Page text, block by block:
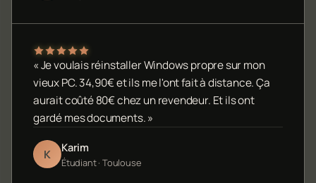
« Je voulais réinstaller Windows propre sur mon
vieux PC. 34,90€ et ils me l'ont fait à distance. Ça
aurait coûté 80€ chez un revendeur. Et ils ont
gardé mes documents. »
K Karim
Étudiant · Toulouse